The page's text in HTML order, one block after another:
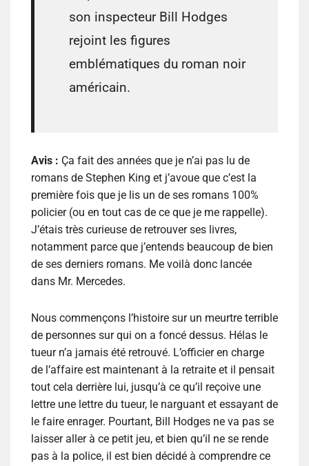
son inspecteur Bill Hodges
rejoint les figures
emblématiques du roman noir
américain.
Avis : Ça fait des années que je n’ai pas lu de
romans de Stephen King et j’avoue que c’est la
première fois que je lis un de ses romans 100%
policier (ou en tout cas de ce que je me rappelle).
J’étais très curieuse de retrouver ses livres,
notamment parce que j’entends beaucoup de bien
de ses derniers romans. Me voilà donc lancée
dans Mr. Mercedes.
Nous commençons l’histoire sur un meurtre terrible
de personnes sur qui on a foncé dessus. Hélas le
tueur n’a jamais été retrouvé. L’officier en charge
de l’affaire est maintenant à la retraite et il pensait
tout cela derrière lui, jusqu’à ce qu’il reçoive une
lettre une lettre du tueur, le narguant et essayant de
le faire enrager. Pourtant, Bill Hodges ne va pas se
laisser aller à ce petit jeu, et bien qu’il ne se rende
pas à la police, il est bien décidé à comprendre ce